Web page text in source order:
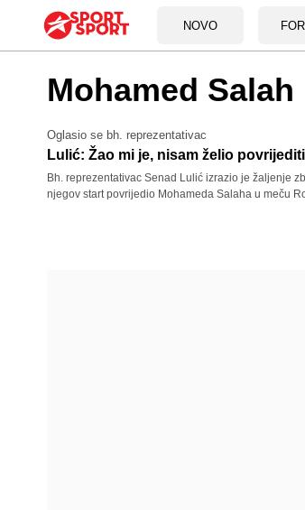
NOVO
Mohamed Salah
Oglasio se bh. reprezentativac
Lulić: Žao mi je, nisam želio
Bh. reprezentativac Senad Lulić izrazio je žaljenje
njegov start povrijedio Mohameda Salaha u meču